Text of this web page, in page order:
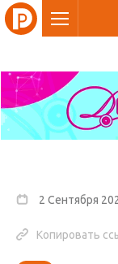
2 Сентября
Копировать